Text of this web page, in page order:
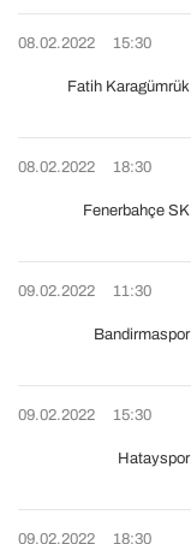
08.02.2022 15:30
Fatih Karagümrük
08.02.2022 18:30
Fenerbahçe SK
09.02.2022 11:30
Bandirmaspor
09.02.2022 15:30
Hatayspor
09.02.2022 18:30